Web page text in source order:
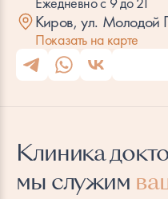
Мужская косметология
Киров, ул. Молодой
Показать на карте
Клиника
мы служим